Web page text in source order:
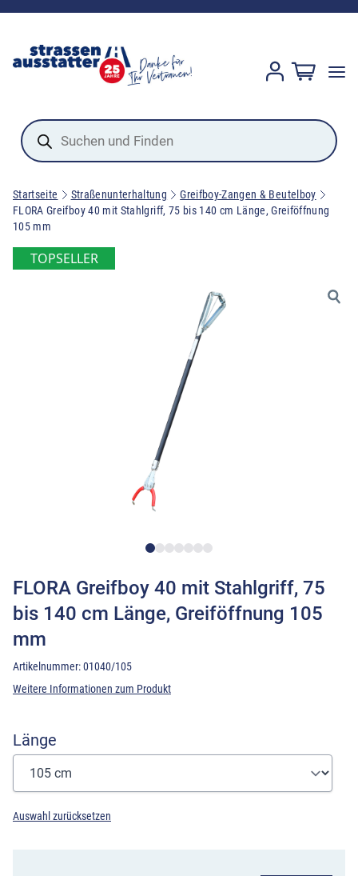
Products
search
Startseite Straßenunterhaltung
Greifboy-Zangen & Beutelboy
FLORA Greifboy 40 mit Stahlgriff, 75 bis 140 cm Länge, Greiföffnung
105 mm
TOPSELLER
FLORA Greifboy 40 mit Stahlgriff, 75
bis 140 cm Länge, Greiföffnung 105
mm
Artikelnummer:01040/105
Weitere Informationen zum Produkt
Länge
Auswahl zurücksetzen